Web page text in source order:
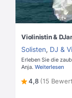
Violinistin &
Solisten, DJ &
Erleben Sie die
Anja. Weiterlesen
4,8 (15